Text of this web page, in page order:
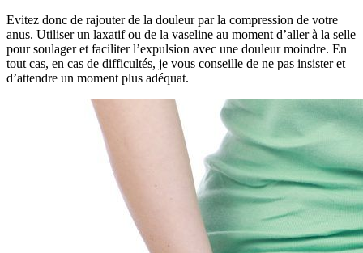
Evitez donc de rajouter de la douleur par la compression de votre
anus. Utiliser un laxatif ou de la vaseline au moment d’aller à la selle
pour soulager et faciliter l’expulsion avec une douleur moindre. En
tout cas, en cas de difficultés, je vous conseille de ne pas insister et
d’attendre un moment plus adéquat.